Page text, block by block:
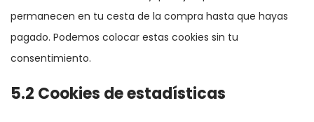
permanecen en tu cesta de la compra hasta que hayas
pagado. Podemos colocar estas cookies sin tu
consentimiento.
5.2 Cookies de estadísticas